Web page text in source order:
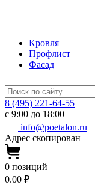
Кровля
Профлист
Фасад
8 (495) 221-64-55
с 9:00 до 18:00
info@poetalon.ru
Адрес скопирован
0 позиций
0.00 ₽